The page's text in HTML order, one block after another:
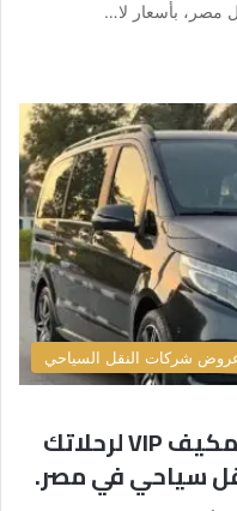
مصر، بأسعار لا…
شركات النقل السياحي
استمتع بـ مرسيدس فيانو مكيف VIP لرحلاتك
سياحي في مصر.